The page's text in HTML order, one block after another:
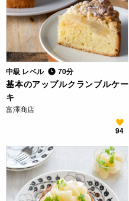
中級 レベル 70分
基本のアップルクランブルケー
キ
富澤商店
94